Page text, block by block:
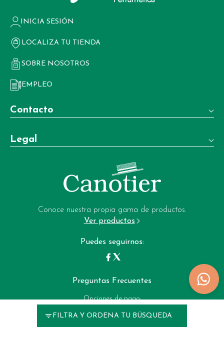
FILTRA Y ORDENA TU BÚSQUEDA
INICIA SESIÓN
LOCALIZA TU TIENDA
SOBRE NOSOTROS
EMPLEO
Contacto
Teléfono:
+34 981 22 97 83
+34 604 02 37 06
garrote-web@perfumeriagarrote.es
Legal
Términos y condiciones de venta
Política de privacidad
Conoce nuestra propia gama de productos.
Ver productos
Puedes seguirnos:
Preguntas Frecuentes
Opciones de pago: